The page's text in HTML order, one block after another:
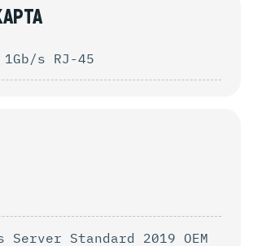
s RJ-45
Server Standard 2019 OEM